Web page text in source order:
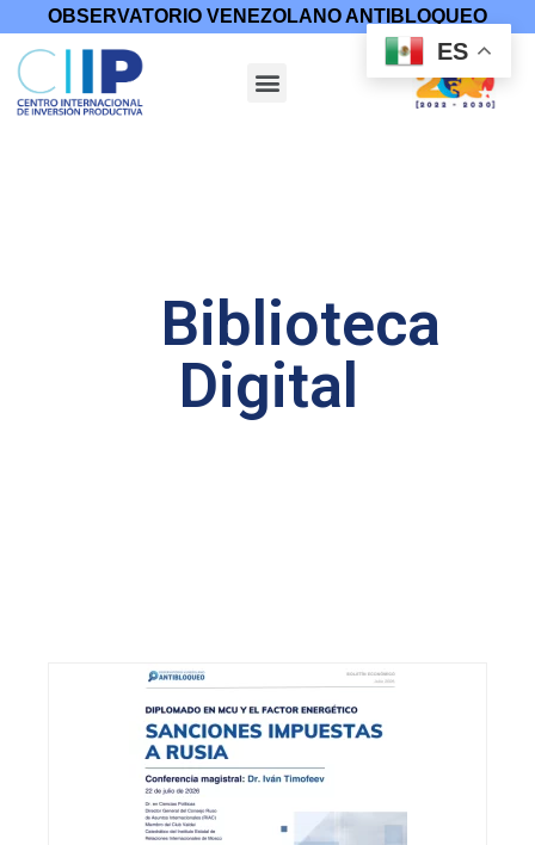
OBSERVATORIO VENEZOLANO ANTIBLOQUEO
Biblioteca
Digital
ES